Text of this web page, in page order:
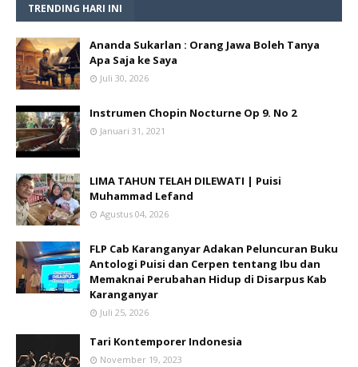
TRENDING HARI INI
Ananda Sukarlan : Orang Jawa Boleh Tanya
Apa Saja ke Saya
Juli 30, 2026
Instrumen Chopin Nocturne Op 9. No 2
Januari 31, 2021
LIMA TAHUN TELAH DILEWATI | Puisi
Muhammad Lefand
Agustus 04, 2026
FLP Cab Karanganyar Adakan Peluncuran Buku
Antologi Puisi dan Cerpen tentang Ibu dan
Memaknai Perubahan Hidup di Disarpus Kab
Karanganyar
Juli 25, 2026
Tari Kontemporer Indonesia
November 19, 2023